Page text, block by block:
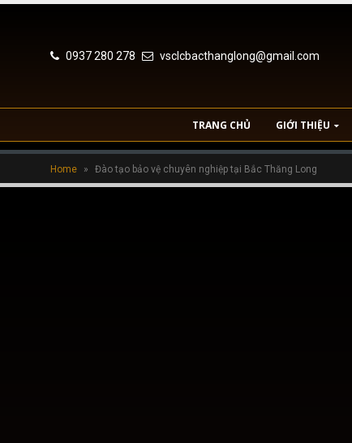
0937 280 278 vsclcbacthanglong@gmail.com
TRANG CHỦ GIỚI THIỆU
Home » Đào tạo bảo vệ chuyên nghiệp tại Bắc Thăng Long